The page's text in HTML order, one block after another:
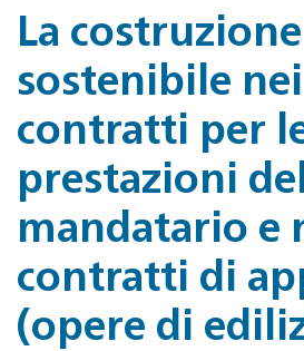
La costruzione
sostenibile nei
contratti per
prestazioni
mandatario e
contratti di
(opere di